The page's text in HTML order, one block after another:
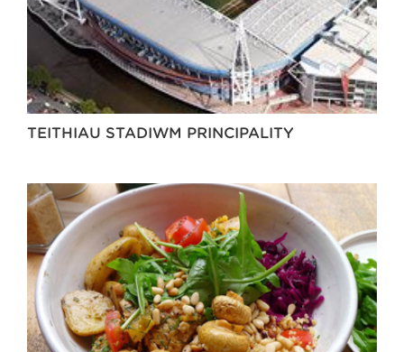
TEITHIAU STADIWM PRINCIPALITY